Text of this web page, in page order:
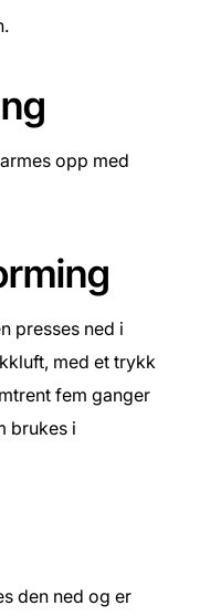
opp med
presses ned i
med et trykk
fem ganger
brukes i
den ned og er